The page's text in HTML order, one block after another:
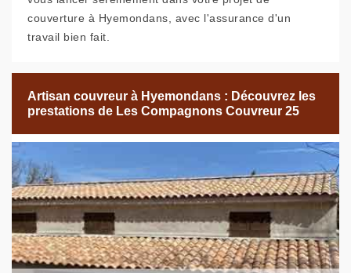
couverture à Hyemondans, avec l'assurance d'un
travail bien fait.
Artisan couvreur à Hyemondans : Découvrez les
prestations de Les Compagnons Couvreur 25